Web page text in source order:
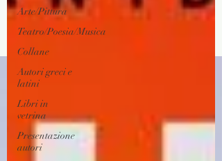
Arte/Pittura
Teatro/Poesia/Musica
Collane
Autori greci e
latini
Libri in
vetrina
Presentazione
autori